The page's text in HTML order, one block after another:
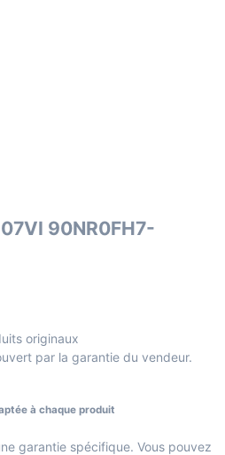
90NR0FH7-
originaux
par la garantie du vendeur.
à chaque produit
garantie spécifique. Vous pouvez